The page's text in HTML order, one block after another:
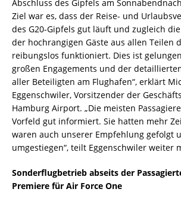
Abschluss des Gipfels am
Ziel war es, dass der Reise- und
des G20-Gipfels gut läuft und zugleich
der hochrangigen Gäste aus allen Teilen
reibungslos funktioniert. Dies ist
großen Engagements und der
aller Beteiligten am Flughafen“, erklärt
Eggenschwiler, Vorsitzender der
Hamburg Airport. „Die meisten
Vorfeld gut informiert. Sie hatten mehr
waren auch unserer Empfehlung gefolgt
umgestiegen“, teilt Eggenschwiler weiter
Sonderflugbetrieb abseits der
Premiere für Air Force One